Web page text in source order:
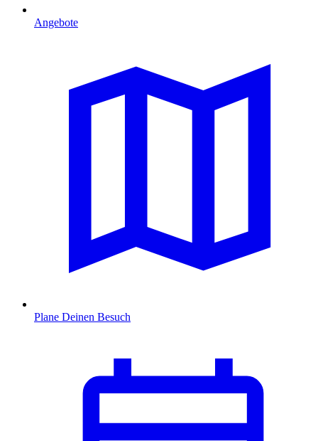
Angebote
Plane Deinen Besuch